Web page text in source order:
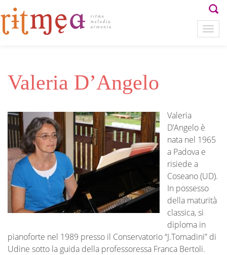
Valeria D’Angelo
Valeria
D’Angelo è
nata nel 1965
a Padova e
risiede a
Coseano (UD).
In possesso
della maturità
classica, si
diploma in
pianoforte nel 1989 presso il Conservatorio “J.Tomadini” di
Udine sotto la guida della professoressa Franca Bertoli.